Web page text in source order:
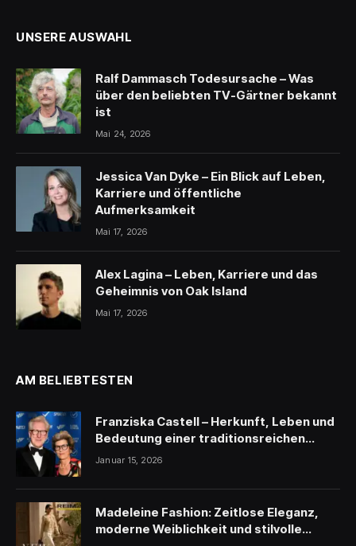
UNSERE AUSWAHL
Ralf Dammasch Todesursache – Was
über den beliebten TV-Gärtner bekannt
ist
Mai 24, 2026
Jessica Van Dyke – Ein Blick auf Leben,
Karriere und öffentliche
Aufmerksamkeit
Mai 17, 2026
Alex Lagina – Leben, Karriere und das
Geheimnis von Oak Island
Mai 17, 2026
AM BELIEBTESTEN
Franziska Castell – Herkunft, Leben und
Bedeutung einer traditionsreichen
Persönlichkeit
Januar 15, 2026
Madeleine Fashion: Zeitlose Eleganz,
moderne Weiblichkeit und stilvolle